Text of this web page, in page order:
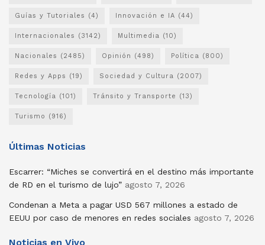
Guías y Tutoriales (4) Innovación e IA (44)
Internacionales (3142) Multimedia (10)
Nacionales (2485) Opinión (498) Política (800)
Redes y Apps (19) Sociedad y Cultura (2007)
Tecnología (101) Tránsito y Transporte (13)
Turismo (916)
Últimas Noticias
Escarrer: “Miches se convertirá en el destino más importante
de RD en el turismo de lujo” agosto 7, 2026
Condenan a Meta a pagar USD 567 millones a estado de
EEUU por caso de menores en redes sociales agosto 7, 2026
Noticias en Vivo